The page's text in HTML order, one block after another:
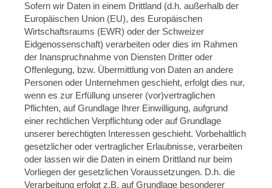
Sofern wir Daten in einem Drittland (d.h. außerhalb der
Europäischen Union (EU), des Europäischen
Wirtschaftsraums (EWR) oder der Schweizer
Eidgenossenschaft) verarbeiten oder dies im Rahmen
der Inanspruchnahme von Diensten Dritter oder
Offenlegung, bzw. Übermittlung von Daten an andere
Personen oder Unternehmen geschieht, erfolgt dies nur,
wenn es zur Erfüllung unserer (vor)vertraglichen
Pflichten, auf Grundlage Ihrer Einwilligung, aufgrund
einer rechtlichen Verpflichtung oder auf Grundlage
unserer berechtigten Interessen geschieht. Vorbehaltlich
gesetzlicher oder vertraglicher Erlaubnisse, verarbeiten
oder lassen wir die Daten in einem Drittland nur beim
Vorliegen der gesetzlichen Voraussetzungen. D.h. die
Verarbeitung erfolgt z.B. auf Grundlage besonderer